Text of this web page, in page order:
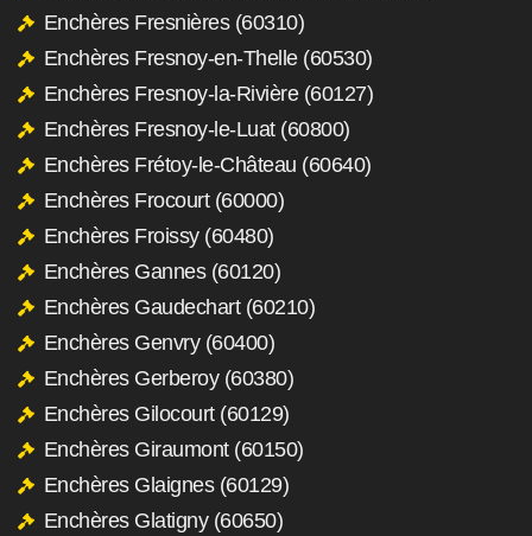
Enchères Fresnières (60310)
Enchères Fresnoy-en-Thelle (60530)
Enchères Fresnoy-la-Rivière (60127)
Enchères Fresnoy-le-Luat (60800)
Enchères Frétoy-le-Château (60640)
Enchères Frocourt (60000)
Enchères Froissy (60480)
Enchères Gannes (60120)
Enchères Gaudechart (60210)
Enchères Genvry (60400)
Enchères Gerberoy (60380)
Enchères Gilocourt (60129)
Enchères Giraumont (60150)
Enchères Glaignes (60129)
Enchères Glatigny (60650)